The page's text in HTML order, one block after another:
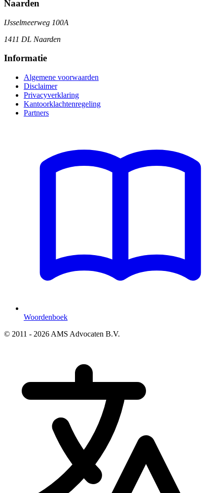
Naarden
IJsselmeerweg 100A
1411 DL Naarden
Informatie
Algemene voorwaarden
Disclaimer
Privacyverklaring
Kantoorklachtenregeling
Partners
Woordenboek
© 2011 - 2026 AMS Advocaten B.V.